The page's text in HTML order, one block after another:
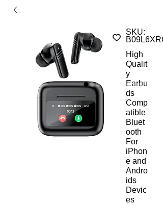
SKU:
High
Qualit
y
Earbu
ds
Comp
atible
Bluet
ooth
For
iPhon
e and
Andro
ids
Devic
es